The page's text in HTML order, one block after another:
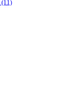
(11)